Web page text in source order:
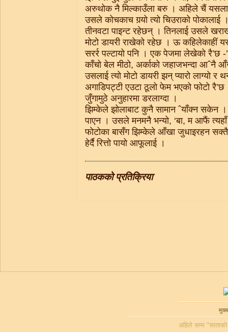
अरुथोक नै मिल्काउँला बरु । अहिले चैं
उसले कोचकाच गर्‍यो त्यो चिउराको पोकालाई
तीनवटा पाइन्ट रहेछन् । तिनलाई उसले
मोटो डायरी राखेको रहेछ । ऊ कहिलेकाहीं
सरर्र पल्टायो पनि । एक पेजमा लेखेको रै’छ -
काँचो बेल मीठो, अर्काको जहाजभन्दा आˆनै
उसलाई त्यो मोटो डायरी झन् प्यारो लाग्यो र
अगाडिपट्टी एउटा ठूलो फेम भएको फोटो रै’छ
जुँगामुठे अनुहारमा डरलाग्दा ।
झिम्केले झोलाबाट कुनै सामान ˆयाँक्न सकेन
पाएन । उसले मनमनै भन्यो, ‘बा, म आफैं त्यहाँ
फोटोका बासँग झिम्केले आँखा जुधाइरहन
हेर्दै रित्तो पायो आफूलाई ।
पाठकको प्रतिक्रिया
अहिले सम्म "साताको